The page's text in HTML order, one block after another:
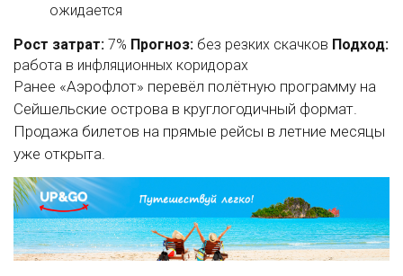
ожидается
Рост затрат: 7% Прогноз: без резких скачков Подход:
работа в инфляционных коридорах
Ранее «Аэрофлот» перевёл полётную программу на
Сейшельские острова в круглогодичный формат.
Продажа билетов на прямые рейсы в летние месяцы
уже открыта.